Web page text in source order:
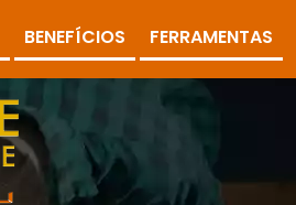
BENEFÍCIOS FERRAMENTAS